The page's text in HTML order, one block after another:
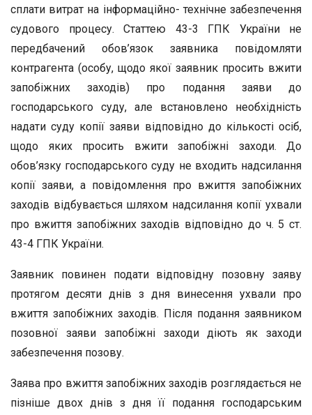
сплати витрат на інформаційно- технічне забезпечення
судового процесу. Статтею 43-3 ГПК України не
передбачений обов’язок заявника повідомляти
контрагента (особу, щодо якої заявник просить вжити
запобіжних заходів) про подання заяви до
господарського суду, але встановлено необхідність
надати суду копії заяви відповідно до кількості осіб,
щодо яких просить вжити запобіжні заходи. До
обов’язку господарського суду не входить надсилання
копії заяви, а повідомлення про вжиття запобіжних
заходів відбувається шляхом надсилання копії ухвали
про вжиття запобіжних заходів відповідно до ч. 5 ст.
43-4 ГПК України.
Заявник повинен подати відповідну позовну заяву
протягом десяти днів з дня винесення ухвали про
вжиття запобіжних заходів. Після подання заявником
позовної заяви запобіжні заходи діють як заходи
забезпечення позову.
Заява про вжиття запобіжних заходів розглядається не
пізніше двох днів з дня її подання господарським